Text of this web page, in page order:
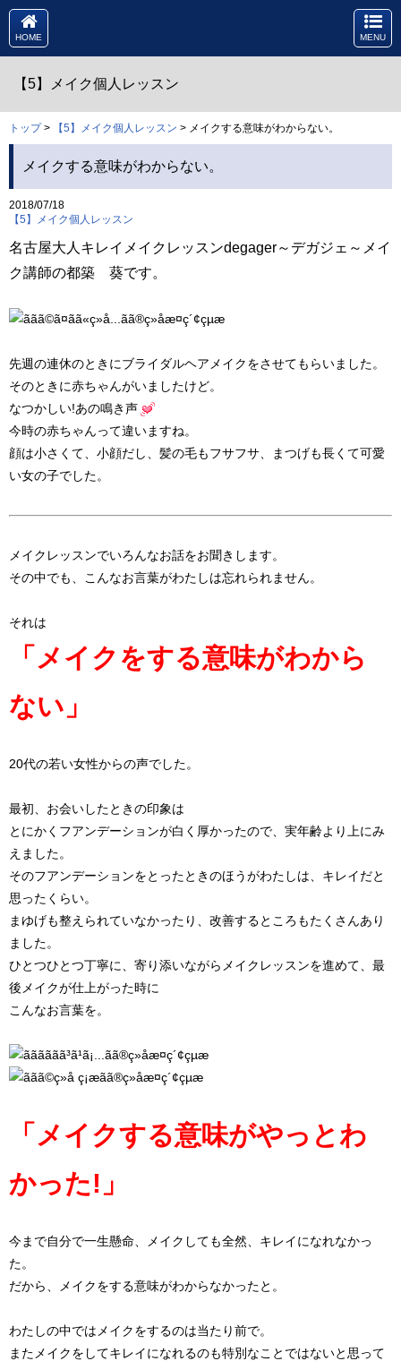
HOME MENU
【5】メイク個人レッスン
トップ> 【5】メイク個人レッスン > メイクする意味がわからない。
メイクする意味がわからない。
2018/07/18
【5】メイク個人レッスン
名古屋大人キレイメイクレッスンdegager～デガジェ～メイ
ク講師の都築 葵です。
先週の連休のときにブライダルヘアメイクをさせてもらいました。
そのときに赤ちゃんがいましたけど。
なつかしい!あの鳴き声
今時の赤ちゃんって違いますね。
顔は小さくて、小顔だし、髪の毛もフサフサ、まつげも長くて可愛
い女の子でした。
メイクレッスンでいろんなお話をお聞きします。
その中でも、こんなお言葉がわたしは忘れられません。
それは
「メイクをする意味がわから
ない」
20代の若い女性からの声でした。
最初、お会いしたときの印象は
とにかくフアンデーションが白く厚かったので、実年齢より上にみ
えました。
そのフアンデーションをとったときのほうがわたしは、キレイだと
思ったくらい。
まゆげも整えられていなかったり、改善するところもたくさんあり
ました。
ひとつひとつ丁寧に、寄り添いながらメイクレッスンを進めて、最
後メイクが仕上がった時に
こんなお言葉を。
「メイクする意味がやっとわ
かった!」
今まで自分で一生懸命、メイクしても全然、キレイになれなかっ
た。
だから、メイクをする意味がわからなかったと。
わたしの中ではメイクをするのは当たり前で。
またメイクをしてキレイになれるのも特別なことではないと思って